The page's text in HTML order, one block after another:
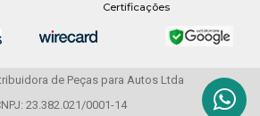
Certificações
de Peças para Autos Ltda
23.382.021/0001-14